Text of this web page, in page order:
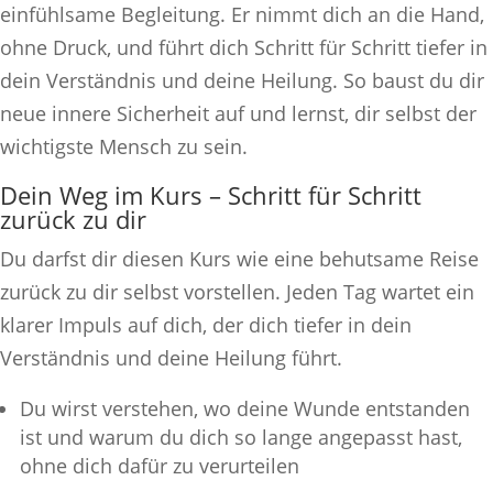
einfühlsame Begleitung. Er nimmt dich an die Hand,
ohne Druck, und führt dich Schritt für Schritt tiefer in
dein Verständnis und deine Heilung. So baust du dir
neue innere Sicherheit auf und lernst, dir selbst der
wichtigste Mensch zu sein.
Dein Weg im Kurs – Schritt für Schritt
zurück zu dir
Du darfst dir diesen Kurs wie eine behutsame Reise
zurück zu dir selbst vorstellen. Jeden Tag wartet ein
klarer Impuls auf dich, der dich tiefer in dein
Verständnis und deine Heilung führt.
Du wirst verstehen, wo deine Wunde entstanden
ist und warum du dich so lange angepasst hast,
ohne dich dafür zu verurteilen